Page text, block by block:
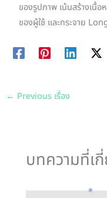
ของรูปภาพ เน้นสร้างเนื้
ของผู้ใช้ และกระจาย
← Previous เรื่อง
บทความที่เ